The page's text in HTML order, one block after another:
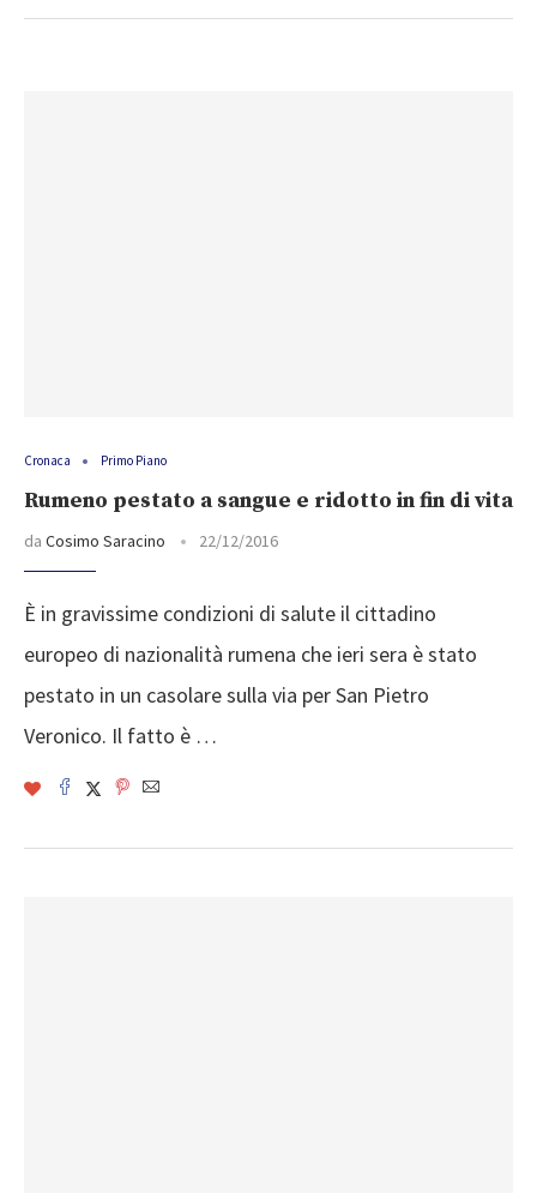
Cronaca Primo Piano
Rumeno pestato a sangue e ridotto in fin di vita
da Cosimo Saracino 22/12/2016
È in gravissime condizioni di salute il cittadino
europeo di nazionalità rumena che ieri sera è stato
pestato in un casolare sulla via per San Pietro
Veronico. Il fatto è …